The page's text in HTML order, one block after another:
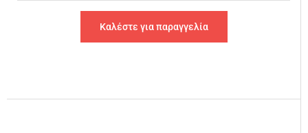
Καλέστε για παραγγελία